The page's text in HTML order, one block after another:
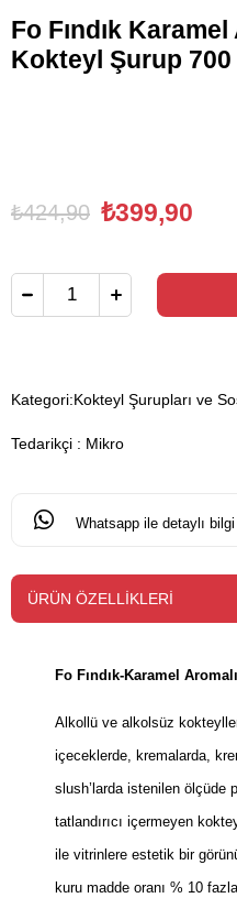
Fo Fındık Karamel
Kokteyl Şurup 700
₺424,90 ₺399,90
Kategori:Kokteyl Şurupları ve
Tedarikçi : Mikro
Whatsapp ile detaylı bilgi
ÜRÜN ÖZELLIKLERI
Fo Fındık-Karamel
Alkollü ve alkolsüz
içeceklerde, kremalarda,
slush’larda istenilen ölçüde
tatlandırıcı içermeyen
ile vitrinlere estetik bir
kuru madde oranı % 10